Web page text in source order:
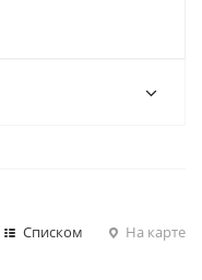
Списком На карте